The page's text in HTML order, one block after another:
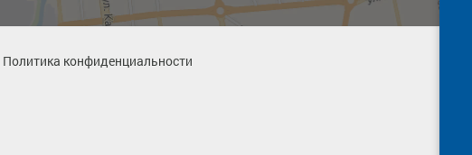
Политика конфиденциальности